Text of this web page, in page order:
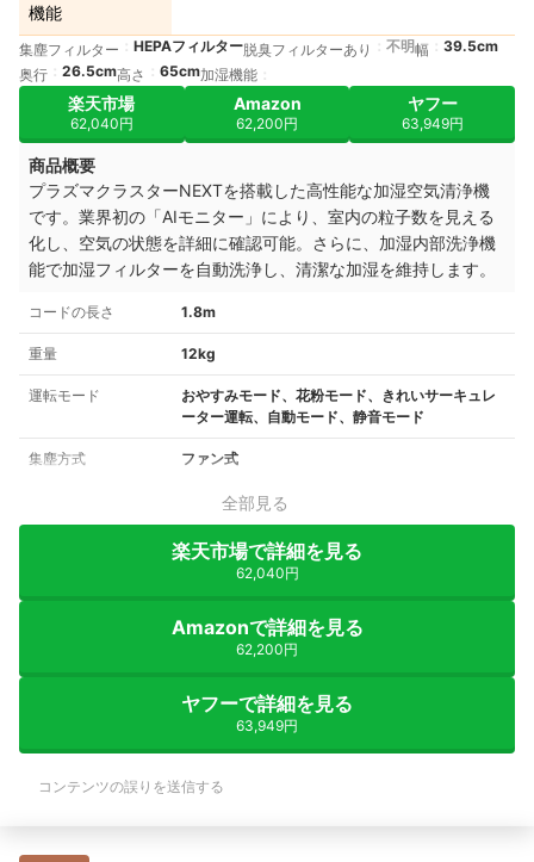
機能
集塵フィルター HEPAフィルター脱臭フィルターあり 不明幅
39.5cm
奥行
26.5cm高さ 65cm加湿機能
楽天市場
62,040円
Amazon
62,200円
ヤフー
63,949円
商品概要
プラズマクラスターNEXTを搭載した高性能な加湿空気清浄機
です。業界初の「AIモニター」により、室内の粒子数を見える
化し、空気の状態を詳細に確認可能。さらに、加湿内部洗浄機
能で加湿フィルターを自動洗浄し、清潔な加湿を維持します。
コードの長さ 1.8m
重量 12kg
運転モード
おやすみモード、花粉モード、きれいサーキュレ
ーター運転、自動モード、静音モード
集塵方式 ファン式
全部見る
楽天市場で詳細を見る
62,040円
Amazonで詳細を見る
62,200円
ヤフーで詳細を見る
63,949円
コンテンツの誤りを送信する